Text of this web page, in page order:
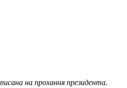
на прохання президента.